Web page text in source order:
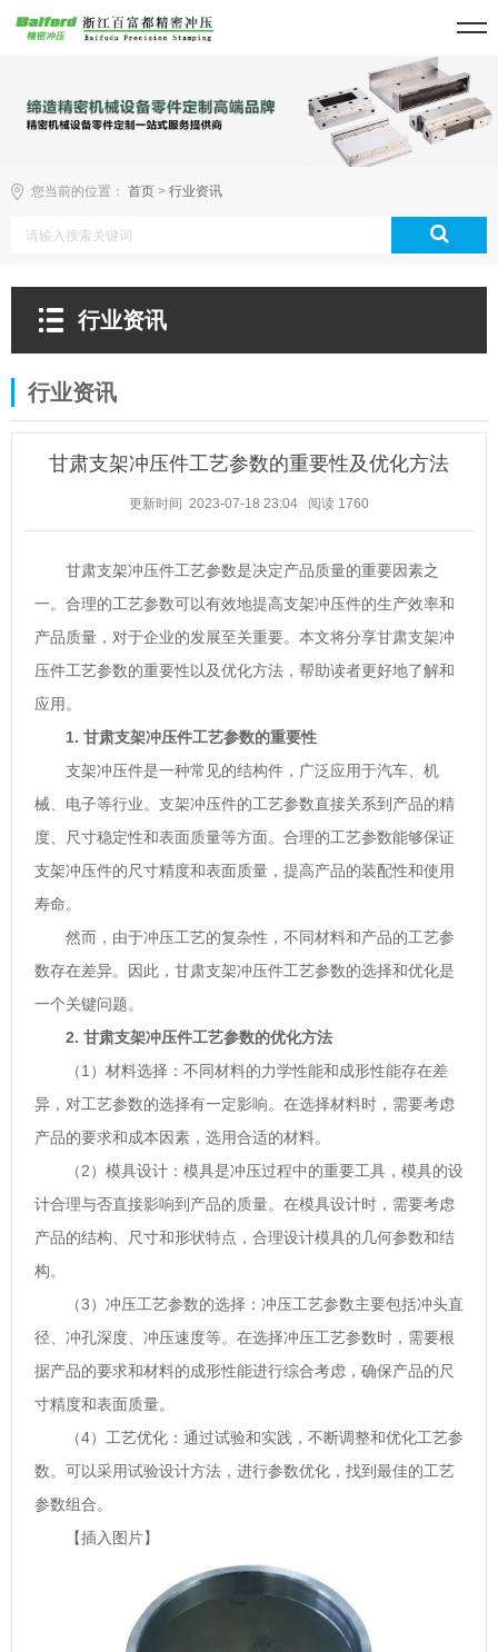
您当前的位置： 首页 > 行业资讯
行业资讯
行业资讯
甘肃支架冲压件工艺参数的重要性及优化方法
更新时间 2023-07-18 23:04 阅读 1760
甘肃支架冲压件工艺参数是决定产品质量的重要因素之
一。合理的工艺参数可以有效地提高支架冲压件的生产效率和
产品质量，对于企业的发展至关重要。本文将分享甘肃支架冲
压件工艺参数的重要性以及优化方法，帮助读者更好地了解和
应用。
1. 甘肃支架冲压件工艺参数的重要性
支架冲压件是一种常见的结构件，广泛应用于汽车、机
械、电子等行业。支架冲压件的工艺参数直接关系到产品的精
度、尺寸稳定性和表面质量等方面。合理的工艺参数能够保证
支架冲压件的尺寸精度和表面质量，提高产品的装配性和使用
寿命。
然而，由于冲压工艺的复杂性，不同材料和产品的工艺参
数存在差异。因此，甘肃支架冲压件工艺参数的选择和优化是
一个关键问题。
2. 甘肃支架冲压件工艺参数的优化方法
（1）材料选择：不同材料的力学性能和成形性能存在差
异，对工艺参数的选择有一定影响。在选择材料时，需要考虑
产品的要求和成本因素，选用合适的材料。
（2）模具设计：模具是冲压过程中的重要工具，模具的设
计合理与否直接影响到产品的质量。在模具设计时，需要考虑
产品的结构、尺寸和形状特点，合理设计模具的几何参数和结
构。
（3）冲压工艺参数的选择：冲压工艺参数主要包括冲头直
径、冲孔深度、冲压速度等。在选择冲压工艺参数时，需要根
据产品的要求和材料的成形性能进行综合考虑，确保产品的尺
寸精度和表面质量。
（4）工艺优化：通过试验和实践，不断调整和优化工艺参
数。可以采用试验设计方法，进行参数优化，找到最佳的工艺
参数组合。
【插入图片】